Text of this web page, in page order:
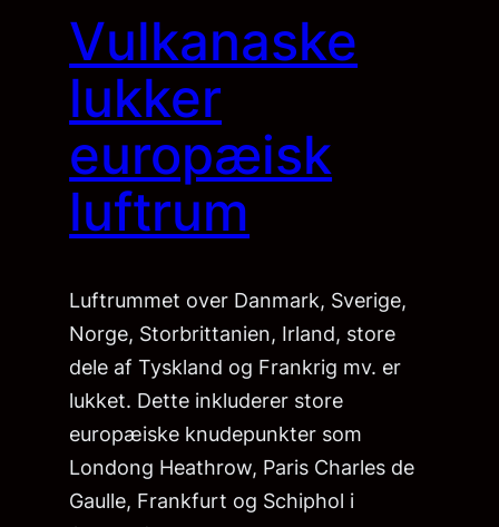
Vulkanaske
lukker
europæisk
luftrum
Luftrummet over Danmark, Sverige,
Norge, Storbrittanien, Irland, store
dele af Tyskland og Frankrig mv. er
lukket. Dette inkluderer store
europæiske knudepunkter som
Londong Heathrow, Paris Charles de
Gaulle, Frankfurt og Schiphol i